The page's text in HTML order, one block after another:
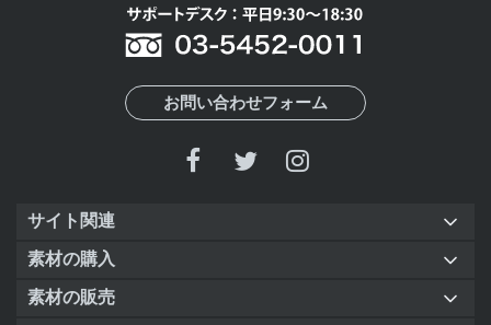
お問い合わせフォーム
サイト関連
素材の購入
素材の販売